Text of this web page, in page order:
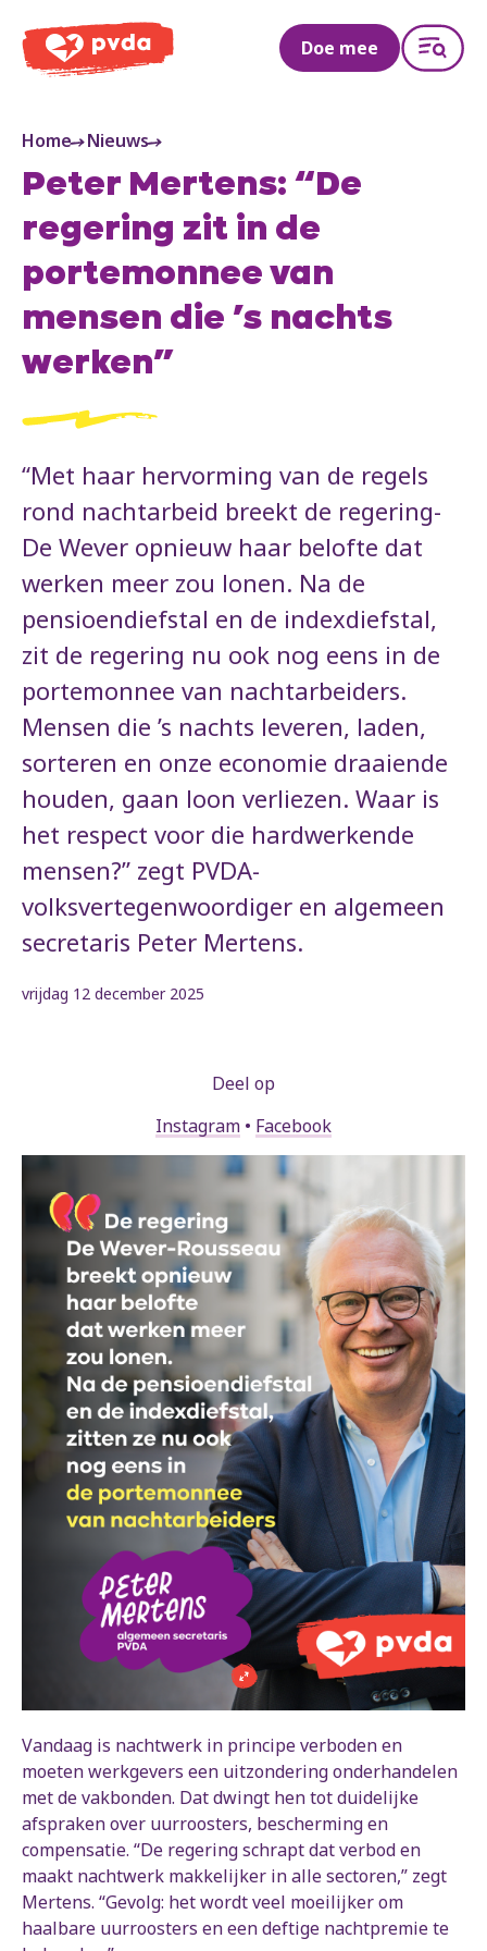
PVDA
Doe mee
Home Nieuws
Peter Mertens: “De
regering zit in de
portemonnee van
mensen die ’s nachts
werken”
“Met haar hervorming van de regels
rond nachtarbeid breekt de regering-
De Wever opnieuw haar belofte dat
werken meer zou lonen. Na de
pensioendiefstal en de indexdiefstal,
zit de regering nu ook nog eens in de
portemonnee van nachtarbeiders.
Mensen die ’s nachts leveren, laden,
sorteren en onze economie draaiende
houden, gaan loon verliezen. Waar is
het respect voor die hardwerkende
mensen?” zegt PVDA-
volksvertegenwoordiger en algemeen
secretaris Peter Mertens.
vrijdag 12 december 2025
Deel op
Instagram • Facebook
Vandaag is nachtwerk in principe verboden en
moeten werkgevers een uitzondering onderhandelen
met de vakbonden. Dat dwingt hen tot duidelijke
afspraken over uurroosters, bescherming en
compensatie. “De regering schrapt dat verbod en
maakt nachtwerk makkelijker in alle sectoren,” zegt
Mertens. “Gevolg: het wordt veel moeilijker om
haalbare uurroosters en een deftige nachtpremie te